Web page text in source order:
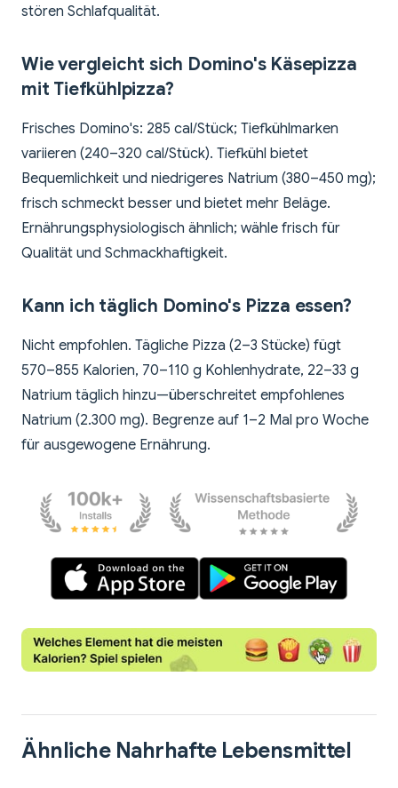
stören Schlafqualität.
Wie vergleicht sich Domino's Käsepizza
mit Tiefkühlpizza?
Frisches Domino's: 285 cal/Stück; Tiefkühlmarken
variieren (240–320 cal/Stück). Tiefkühl bietet
Bequemlichkeit und niedrigeres Natrium (380–450 mg);
frisch schmeckt besser und bietet mehr Beläge.
Ernährungsphysiologisch ähnlich; wähle frisch für
Qualität und Schmackhaftigkeit.
Kann ich täglich Domino's Pizza essen?
Nicht empfohlen. Tägliche Pizza (2–3 Stücke) fügt
570–855 Kalorien, 70–110 g Kohlenhydrate, 22–33 g
Natrium täglich hinzu—überschreitet empfohlenes
Natrium (2.300 mg). Begrenze auf 1–2 Mal pro Woche
für ausgewogene Ernährung.
Ähnliche Nahrhafte Lebensmittel